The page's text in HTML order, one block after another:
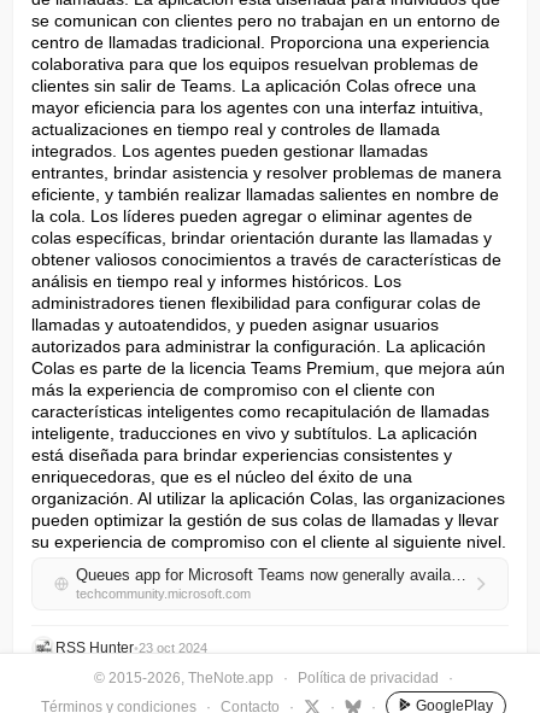
se comunican con clientes pero no trabajan en un entorno de
centro de llamadas tradicional. Proporciona una experiencia
colaborativa para que los equipos resuelvan problemas de
clientes sin salir de Teams. La aplicación Colas ofrece una
mayor eficiencia para los agentes con una interfaz intuitiva,
actualizaciones en tiempo real y controles de llamada
integrados. Los agentes pueden gestionar llamadas
entrantes, brindar asistencia y resolver problemas de manera
eficiente, y también realizar llamadas salientes en nombre de
la cola. Los líderes pueden agregar o eliminar agentes de
colas específicas, brindar orientación durante las llamadas y
obtener valiosos conocimientos a través de características de
análisis en tiempo real y informes históricos. Los
administradores tienen flexibilidad para configurar colas de
llamadas y autoatendidos, y pueden asignar usuarios
autorizados para administrar la configuración. La aplicación
Colas es parte de la licencia Teams Premium, que mejora aún
más la experiencia de compromiso con el cliente con
características inteligentes como recapitulación de llamadas
inteligente, traducciones en vivo y subtítulos. La aplicación
está diseñada para brindar experiencias consistentes y
enriquecedoras, que es el núcleo del éxito de una
organización. Al utilizar la aplicación Colas, las organizaciones
pueden optimizar la gestión de sus colas de llamadas y llevar
su experiencia de compromiso con el cliente al siguiente nivel.
Queues app for Microsoft Teams now generally available
techcommunity.microsoft.com
RSS Hunter•23 oct 2024
© 2015-2026, TheNote.app · Política de privacidad
·
Términos y condiciones
· Contacto · · · GooglePlay